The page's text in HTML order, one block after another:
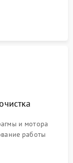
положения
центровки при
и мотора
работы
элементов
без